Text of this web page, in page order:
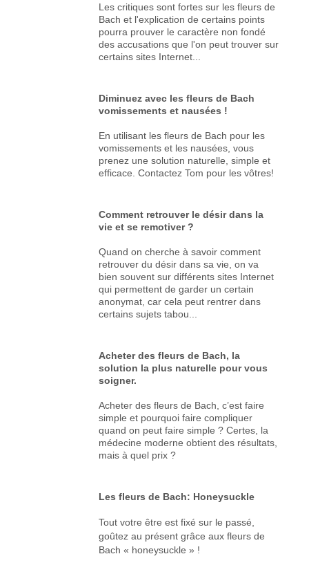
Les critiques sont fortes sur les fleurs de
Bach et l'explication de certains points
pourra prouver le caractère non fondé
des accusations que l'on peut trouver sur
certains sites Internet...
Diminuez avec les fleurs de Bach
vomissements et nausées !
En utilisant les fleurs de Bach pour les
vomissements et les nausées, vous
prenez une solution naturelle, simple et
efficace. Contactez Tom pour les vôtres!
Comment retrouver le désir dans la
vie et se remotiver ?
Quand on cherche à savoir comment
retrouver du désir dans sa vie, on va
bien souvent sur différents sites Internet
qui permettent de garder un certain
anonymat, car cela peut rentrer dans
certains sujets tabou...
Acheter des fleurs de Bach, la
solution la plus naturelle pour vous
soigner.
Acheter des fleurs de Bach, c’est faire
simple et pourquoi faire compliquer
quand on peut faire simple ? Certes, la
médecine moderne obtient des résultats,
mais à quel prix ?
Les fleurs de Bach: Honeysuckle
Tout votre être est fixé sur le passé,
goûtez au présent grâce aux fleurs de
Bach « honeysuckle » !